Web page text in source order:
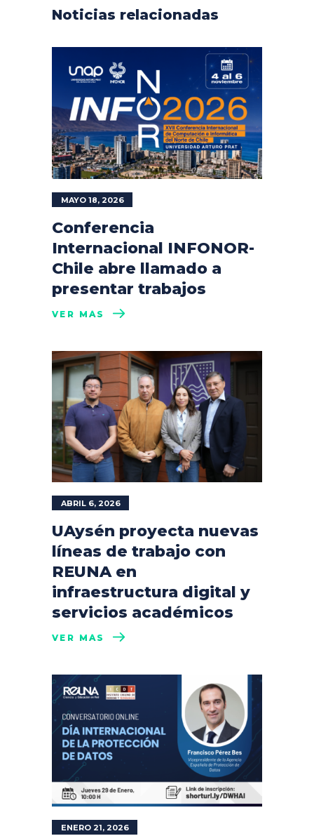
Noticias relacionadas
MAYO 18, 2026
Conferencia
Internacional INFONOR-
Chile abre llamado a
presentar trabajos
VER MÁS
ABRIL 6, 2026
UAysén proyecta nuevas
líneas de trabajo con
REUNA en
infraestructura digital y
servicios académicos
VER MÁS
ENERO 21, 2026